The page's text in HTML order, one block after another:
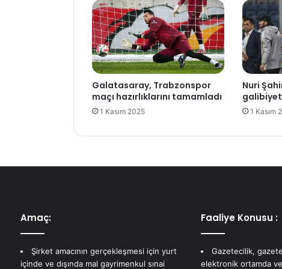
t
ı
:
T
r
u
m
p
'
a
i
z
Galatasaray, Trabzonspor
maçı hazırlıklarını tamamladı
1 Kasım 2025
Nuri
galibiyet
1 Kasım
Amaç:
Şirket amacının gerçekleşmesi için yurt
içinde ve dışında mal gayrimenkul sınai
Faaliye Konusu :
Gazetecilik, gazete
elektronik ortamda